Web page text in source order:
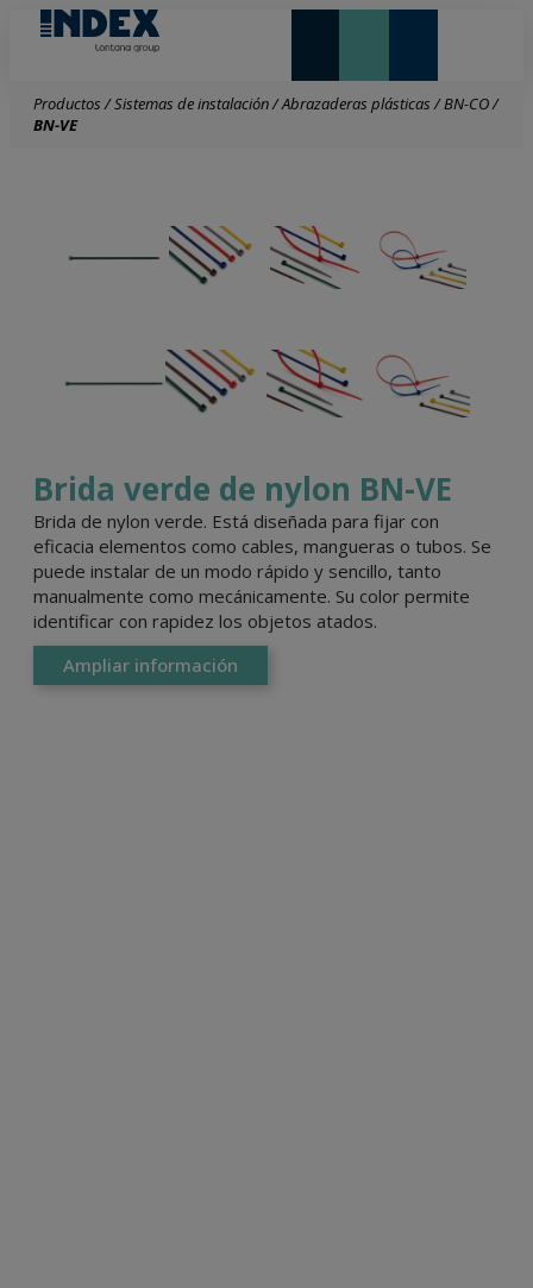
Productos/Sistemas de instalación/Abrazaderas plásticas/BN-CO/
BN-VE
Brida verde de nylon BN-VE
Brida de nylon verde. Está diseñada para fijar con
eficacia elementos como cables, mangueras o tubos. Se
puede instalar de un modo rápido y sencillo, tanto
manualmente como mecánicamente. Su color permite
identificar con rapidez los objetos atados.
Ampliar información